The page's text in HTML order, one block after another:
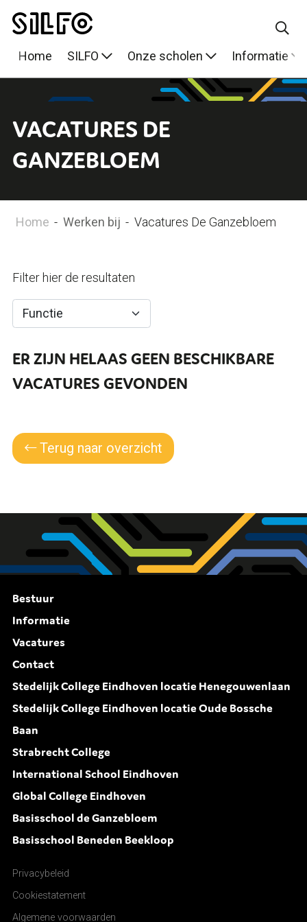
Home SILFO Onze scholen Informatie
VACATURES DE
GANZEBLOEM
Home - Werken bij - Vacatures De Ganzebloem
Filter hier de resultaten
ER ZIJN HELAAS GEEN BESCHIKBARE
VACATURES GEVONDEN
Terug naar overzicht
Bestuur
Informatie
Vacatures
Contact
Stedelijk College Eindhoven locatie Henegouwenlaan
Stedelijk College Eindhoven locatie Oude Bossche
Baan
Strabrecht College
International School Eindhoven
Global College Eindhoven
Basisschool de Ganzebloem
Basisschool Beneden Beekloop
Privacybeleid
Cookiestatement
Algemene voorwaarden